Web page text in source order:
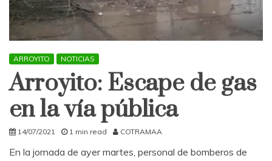
ARROYITO NOTICIAS
Arroyito: Escape de gas
en la vía pública
14/07/2021 1 min read COTRAMAA
En la jornada de ayer martes, personal de bomberos de